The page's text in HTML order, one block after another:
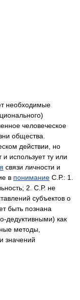
необходимые
человеческое
общества.
действии, но
использует ту или
связи личности и
в понимание С.Р.: 1.
2. С.Р. не
субъектов о
быть познана
дедуктивными) как
методы,
значений